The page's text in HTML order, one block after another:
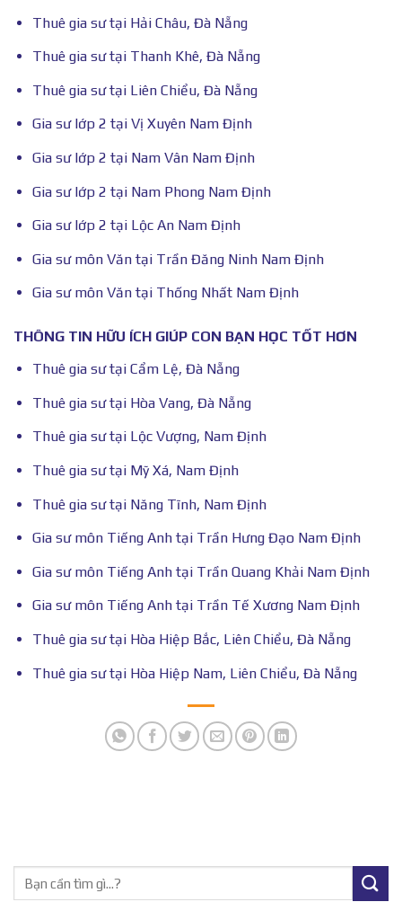
Thuê gia sư tại Hải Châu, Đà Nẵng
Thuê gia sư tại Thanh Khê, Đà Nẵng
Thuê gia sư tại Liên Chiểu, Đà Nẵng
Gia sư lớp 2 tại Vị Xuyên Nam Định
Gia sư lớp 2 tại Nam Vân Nam Định
Gia sư lớp 2 tại Nam Phong Nam Định
Gia sư lớp 2 tại Lộc An Nam Định
Gia sư môn Văn tại Trần Đăng Ninh Nam Định
Gia sư môn Văn tại Thống Nhất Nam Định
THÔNG TIN HỮU ÍCH GIÚP CON BẠN HỌC TỐT HƠN
Thuê gia sư tại Cẩm Lệ, Đà Nẵng
Thuê gia sư tại Hòa Vang, Đà Nẵng
Thuê gia sư tại Lộc Vượng, Nam Định
Thuê gia sư tại Mỹ Xá, Nam Định
Thuê gia sư tại Năng Tĩnh, Nam Định
Gia sư môn Tiếng Anh tại Trần Hưng Đạo Nam Định
Gia sư môn Tiếng Anh tại Trần Quang Khải Nam Định
Gia sư môn Tiếng Anh tại Trần Tế Xương Nam Định
Thuê gia sư tại Hòa Hiệp Bắc, Liên Chiểu, Đà Nẵng
Thuê gia sư tại Hòa Hiệp Nam, Liên Chiểu, Đà Nẵng